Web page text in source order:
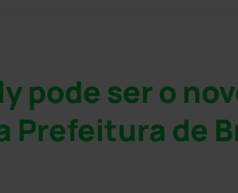
pode ser o
Prefeitura de